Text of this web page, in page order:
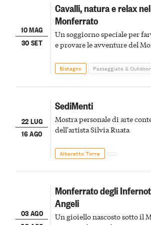
10 MAG
30 SET
Cavalli, natura e relax
Monferrato
Un soggiorno speciale per
e provare le avventure del
Bistagno Passeggiate & Outdoor
22 LUG
16 AGO
SediMenti
Mostra personale di arte
dell'artista Silvia Ruata
Albaretto Torre
03 AGO
Monferrato degli
Angeli
Un gioiello nascosto sotto il